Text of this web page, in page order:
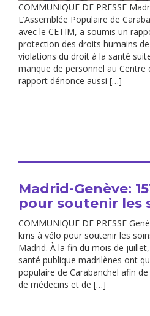
COMMUNIQUE DE PRESSE
L’Assemblée Populaire de
avec le CETIM, a soumis un
protection des droits humains
violations du droit à la santé
manque de personnel au Centre
rapport dénonce aussi […]
Madrid-Genève:
pour soutenir les
COMMUNIQUE DE PRESSE
kms à vélo pour soutenir les
Madrid. À la fin du mois de
santé publique madrilènes ont
populaire de Carabanchel afin
de médecins et de […]